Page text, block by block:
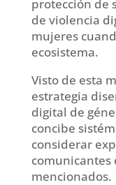
protección de
de violencia
mujeres
ecosistema.
Visto de esta
estrategia
digital de
concibe
considerar
comunicantes
mencionados.